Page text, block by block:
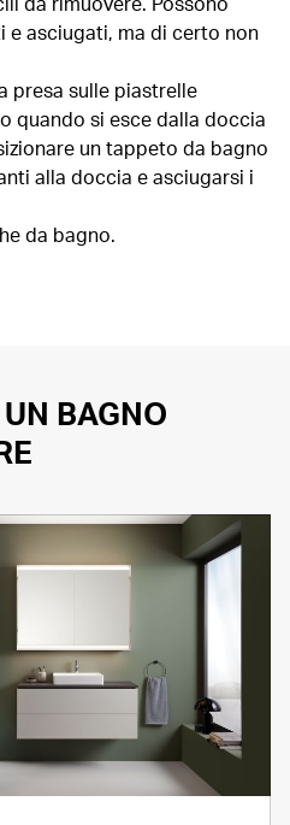
e asciugati, ma di certo non
presa sulle piastrelle
quando si esce dalla doccia
un tappeto da bagno
alla doccia e asciugarsi i
da bagno.
BAGNO